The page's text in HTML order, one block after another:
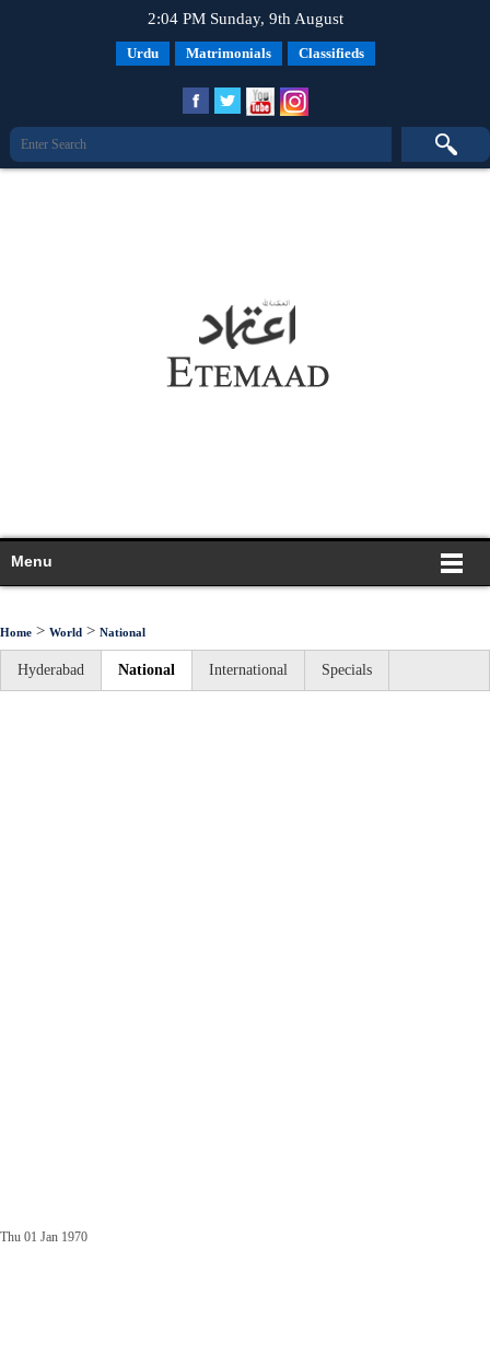
2:04 PM Sunday, 9th August
Urdu Matrimonials Classifieds
Menu
Home > World > National
Hyderabad National International Specials
Thu 01 Jan 1970